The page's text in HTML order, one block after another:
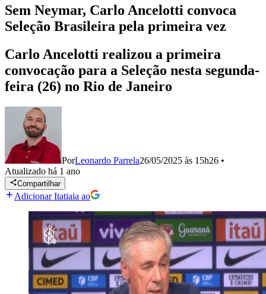
Sem Neymar, Carlo Ancelotti convoca
Seleção Brasileira pela primeira vez
Carlo Ancelotti realizou a primeira
convocação para a Seleção nesta segunda-
feira (26) no Rio de Janeiro
PorLeonardo Parrela26/05/2025 às 15h26 •
Atualizado há 1 ano
Compartilhar
Adicionar Itatiaia ao